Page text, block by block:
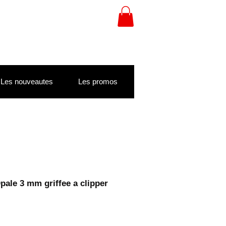
Les nouveautes Les promos
3 mm griffee a clipper